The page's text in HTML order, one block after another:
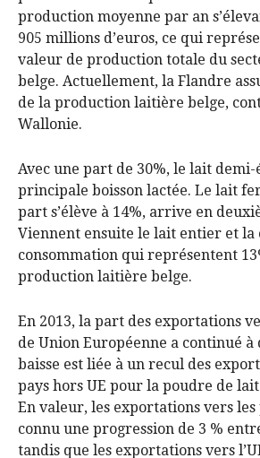
production moyenne par an
905 millions d’euros, ce qui
valeur de production totale du
belge. Actuellement, la Flandre
de la production laitière belge,
Wallonie.
Avec une part de 30%, le lait
principale boisson lactée. Le lait
part s’élève à 14%, arrive en
Viennent ensuite le lait entier et la
consommation qui représentent
production laitière belge.
En 2013, la part des exportations
de Union Européenne a continué
baisse est liée à un recul des
pays hors UE pour la poudre de
En valeur, les exportations vers
connu une progression de 3 %
tandis que les exportations vers